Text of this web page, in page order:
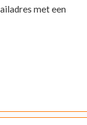
met een